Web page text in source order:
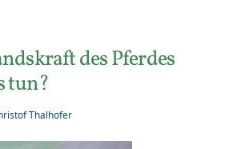
des Pferdes
tun?
Thalhofer